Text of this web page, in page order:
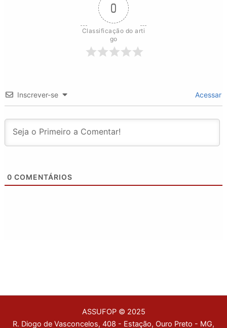
0
Classificação do arti
go
Inscrever-se Acessar
0 COMENTÁRIOS
ASSUFOP © 2025
R. Diogo de Vasconcelos, 408 - Estação, Ouro Preto - MG,